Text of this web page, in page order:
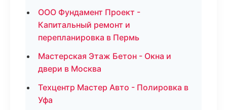
ООО Фундамент Проект -
Капитальный ремонт и
перепланировка в Пермь
Мастерская Этаж Бетон - Окна и
двери в Москва
Техцентр Мастер Авто - Полировка в
Уфа